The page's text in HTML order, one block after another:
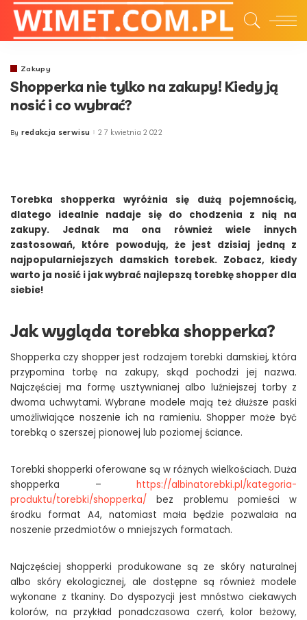
Zakupy
Shopperka nie tylko na zakupy! Kiedy ją
nosić i co wybrać?
Posted
By redakcja serwisu 27 kwietnia 2022
Torebka shopperka wyróżnia się dużą pojemnością,
dlatego idealnie nadaje się do chodzenia z nią na
zakupy. Jednak ma ona również wiele innych
zastosowań, które powodują, że jest dzisiaj jedną z
najpopularniejszych damskich torebek. Zobacz, kiedy
warto ja nosić i jak wybrać najlepszą torebkę shopper dla
siebie!
Jak wygląda torebka shopperka?
Shopperka czy shopper jest rodzajem torebki damskiej, która
przypomina torbę na zakupy, skąd pochodzi jej nazwa.
Najczęściej ma formę usztywnianej albo luźniejszej torby z
dwoma uchwytami. Wybrane modele mają też dłuższe paski
umożliwiające noszenie ich na ramieniu. Shopper może być
torebką o szerszej pionowej lub poziomej ściance.
Torebki shopperki oferowane są w różnych wielkościach. Duża
shopperka – https://albinatorebki.pl/kategoria-
produktu/torebki/shopperka/ bez problemu pomieści w
środku format A4, natomiast mała będzie pozwalała na
noszenie przedmiotów o mniejszych formatach.
Najczęściej shopperki produkowane są ze skóry naturalnej
albo skóry ekologicznej, ale dostępne są również modele
wykonane z tkaniny. Do dyspozycji jest mnóstwo ciekawych
kolorów, na przykład ponadczasowa czerń, kolor beżowy,